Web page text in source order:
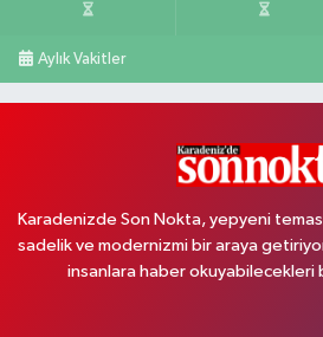
Aylık Vakitler
Karadenizde Son Nokta, yepyeni
sadelik ve modernizmi bir araya
insanlara haber okuyabilecekleri